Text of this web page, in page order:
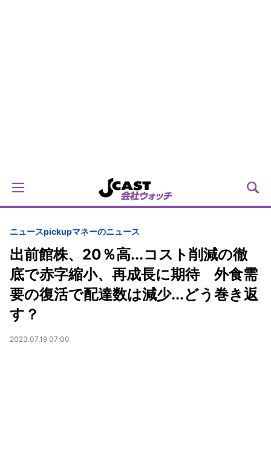
ニュースpickupマネーのニュース
出前館株、20％高...コスト削減の徹
底で赤字縮小、再成長に期待 外食需
要の復活で配達数は減少...どう巻き返
す？
2023.07.19 07:00